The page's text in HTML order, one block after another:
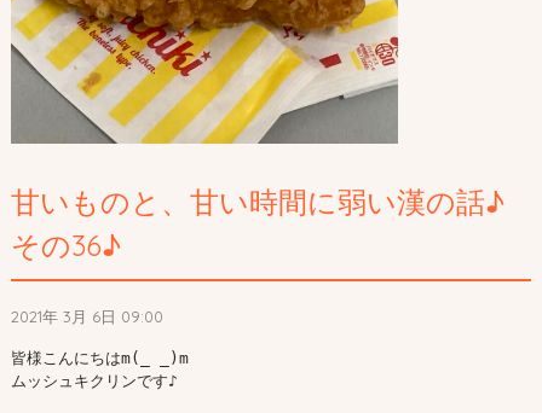
甘いものと、甘い時間に弱い漢の話♪
その36♪
2021年 3月 6日 09:00
皆様こんにちはm(_ _)m
ムッシュキクリンです♪